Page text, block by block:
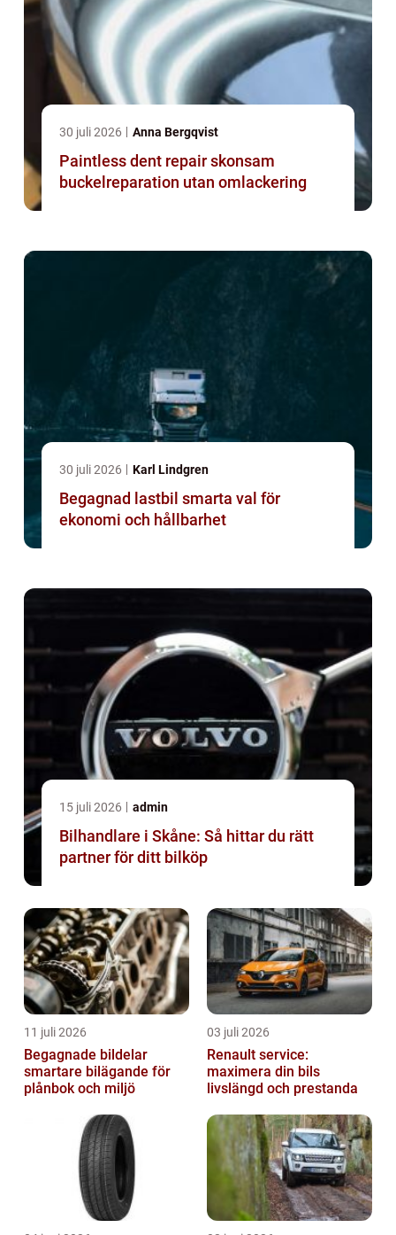
30 juli 2026 Anna Bergqvist
Paintless dent repair skonsam
buckelreparation utan omlackering
30 juli 2026 Karl Lindgren
Begagnad lastbil smarta val för
ekonomi och hållbarhet
15 juli 2026 admin
Bilhandlare i Skåne: Så hittar du rätt
partner för ditt bilköp
11 juli 2026
Begagnade bildelar
smartare bilägande för
plånbok och miljö
03 juli 2026
Renault service:
maximera din bils
livslängd och prestanda